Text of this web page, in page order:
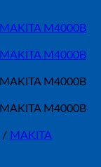
/ MAKITA